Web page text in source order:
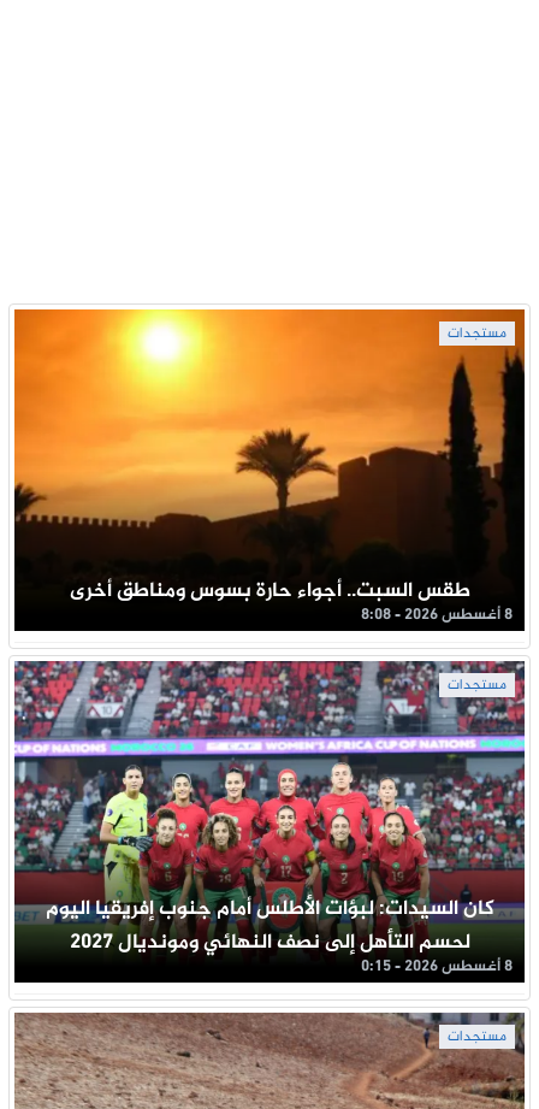
مستجدات
طقس السبت.. أجواء حارة بسوس ومناطق أخرى
8 أغسطس 2026 - 8:08
مستجدات
كان السيدات: لبؤات الأطلس أمام جنوب إفريقيا اليوم
لحسم التأهل إلى نصف النهائي ومونديال 2027
8 أغسطس 2026 - 0:15
مستجدات